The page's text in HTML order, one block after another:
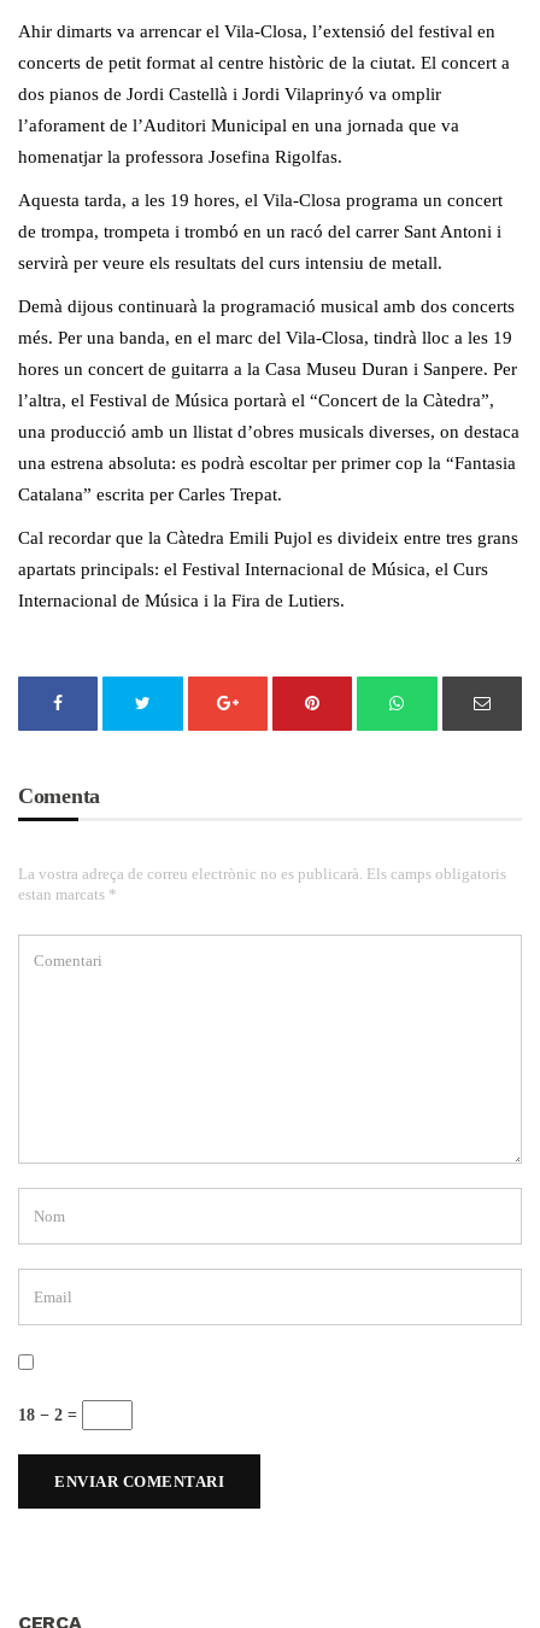
Ahir dimarts va arrencar el Vila-Closa, l’extensió del festival en
concerts de petit format al centre històric de la ciutat. El concert a
dos pianos de Jordi Castellà i Jordi Vilaprinyó va omplir
l’aforament de l’Auditori Municipal en una jornada que va
homenatjar la professora Josefina Rigolfas.
Aquesta tarda, a les 19 hores, el Vila-Closa programa un concert
de trompa, trompeta i trombó en un racó del carrer Sant Antoni i
servirà per veure els resultats del curs intensiu de metall.
Demà dijous continuarà la programació musical amb dos concerts
més. Per una banda, en el marc del Vila-Closa, tindrà lloc a les 19
hores un concert de guitarra a la Casa Museu Duran i Sanpere. Per
l’altra, el Festival de Música portarà el “Concert de la Càtedra”,
una producció amb un llistat d’obres musicals diverses, on destaca
una estrena absoluta: es podrà escoltar per primer cop la “Fantasia
Catalana” escrita per Carles Trepat.
Cal recordar que la Càtedra Emili Pujol es divideix entre tres grans
apartats principals: el Festival Internacional de Música, el Curs
Internacional de Música i la Fira de Lutiers.
Comenta
La vostra adreça de correu electrònic no es publicarà. Els camps obligatoris
estan marcats *
18 − 2 =
CERCA